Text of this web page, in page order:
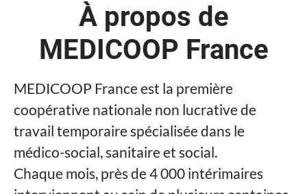
À propos de
MEDICOOP France
MEDICOOP France est la première
coopérative nationale non lucrative de
travail temporaire spécialisée dans le
médico-social, sanitaire et social.
Chaque mois, près de 4 000 intérimaires